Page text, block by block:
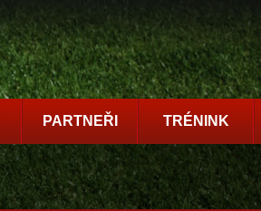
PARTNEŘI TRÉNINK